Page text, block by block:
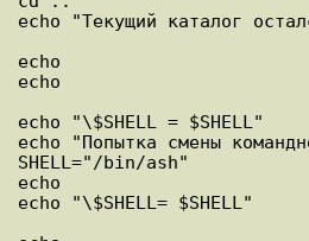
echo "Текущий каталог
echo
echo
echo "\$SHELL = $SHELL"
echo "Попытка смены
SHELL="/bin/ash"
echo
echo "\$SHELL= $SHELL"